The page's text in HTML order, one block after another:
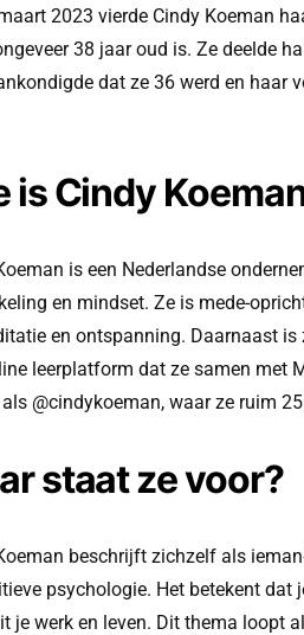
2023 vierde Cindy Koeman
38 jaar oud is. Ze deelde
dat ze 36 werd en haar
is Cindy
is een Nederlandse
en mindset. Ze is mede-
en ontspanning. Daarnaast
leerplatform dat ze samen met
@cindykoeman, waar ze ruim
staat ze voor?
beschrijft zichzelf als
psychologie. Het betekent
je werk en leven. Dit thema loopt